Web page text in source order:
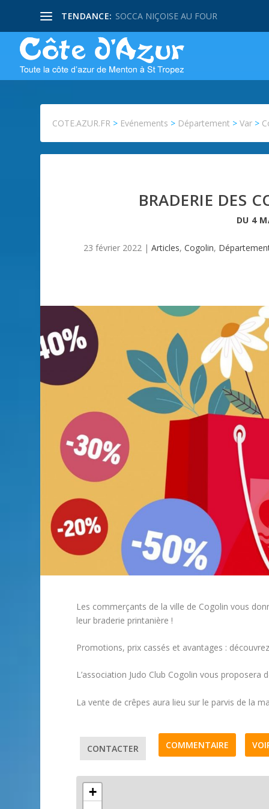
TENDANCE: SOCCA NIÇOISE AU FOUR
COTE.AZUR.FR > Evénements > Département >Var >
BRADERIE DES
DU 4
23 février 2022 |Articles,Cogolin,
Les commerçants de la ville de Cogolin vous
leur braderie printanière !
Promotions, prix cassés et avantages :
L’association Judo Club Cogolin vous
La vente de crêpes aura lieu sur le parvis de la
CONTACTER COMMENTAIRE
+